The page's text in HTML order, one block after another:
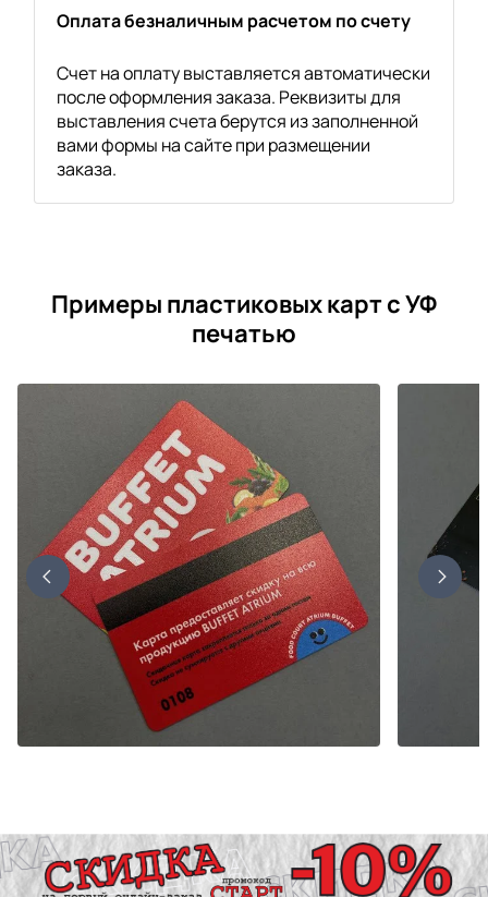
Оплата безналичным расчетом по счету
Счет на оплату выставляется автоматически
после оформления заказа. Реквизиты для
выставления счета берутся из заполненной
вами формы на сайте при размещении
заказа.
Примеры пластиковых карт с УФ
печатью